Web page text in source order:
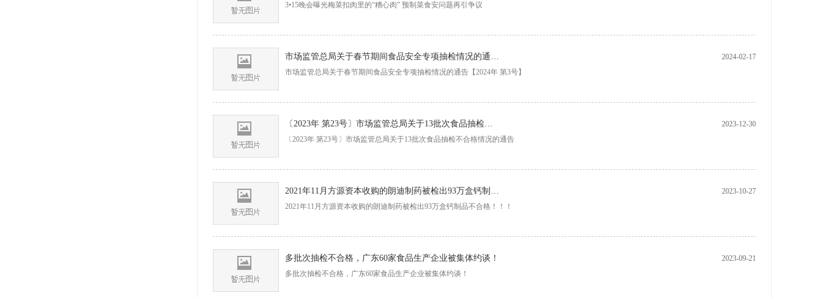
3•15晚会曝光梅菜扣肉里的“糟心肉” 预制菜食安问题再引争议
市场监管总局关于春节期间食品安全专项抽检情况的通告【2024年 第3号】
2024-02-17
市场监管总局关于春节期间食品安全专项抽检情况的通告【2024年 第3号】
〔2023年 第23号〕市场监管总局关于13批次食品抽检不合格情况的通告
2023-12-30
〔2023年 第23号〕市场监管总局关于13批次食品抽检不合格情况的通告
2021年11月方源资本收购的朗迪制药被检出93万盒钙制品不合格！！！
2023-10-27
2021年11月方源资本收购的朗迪制药被检出93万盒钙制品不合格！！！
多批次抽检不合格，广东60家食品生产企业被集体约谈！
2023-09-21
多批次抽检不合格，广东60家食品生产企业被集体约谈！